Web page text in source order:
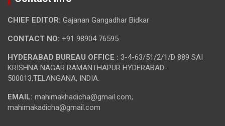
CHIEF EDITOR: Gajanan Gangadhar Bidkar
CONTACT NO: +91 98904 76595
HYDERABAD BUREAU OFFICE : 3-4-63/51/2/1/D 889 SAI
KRISHNA NAGAR RAMANTHAPUR HYDERABAD-
500013,TELANGANA, INDIA.
EMAIL: mahimakhadicha@gmail.com,
mahimakadicha@gmail.com